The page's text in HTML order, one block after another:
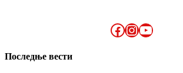
Facebook
Instagram
YouTube
Последње вести